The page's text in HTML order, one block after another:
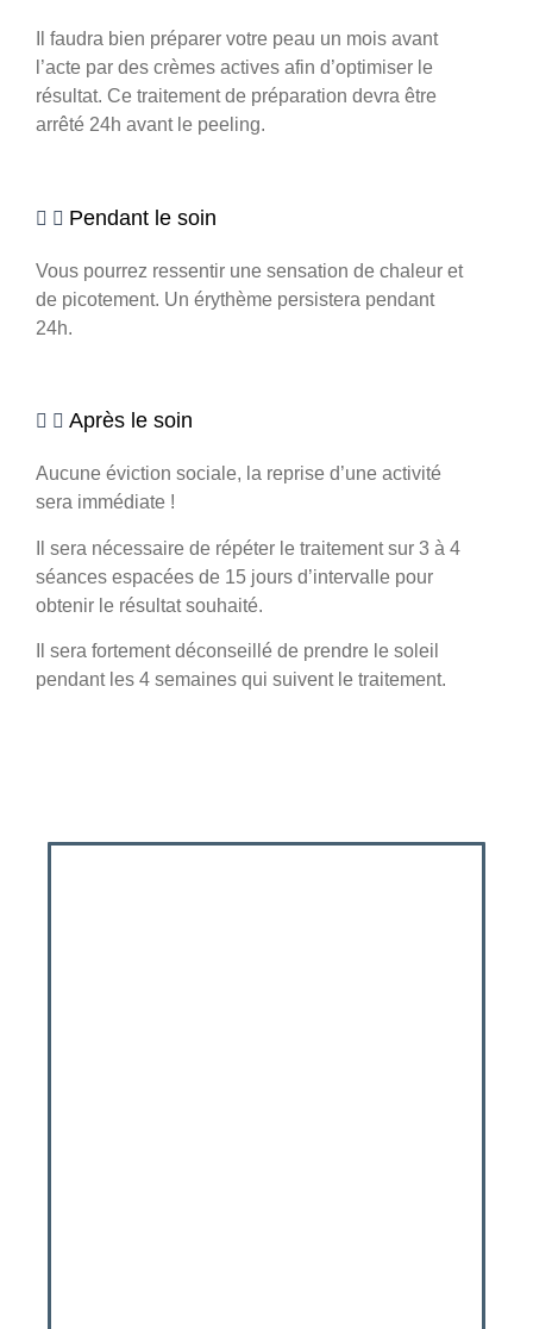
Il faudra bien préparer votre peau un mois avant
l’acte par des crèmes actives afin d’optimiser le
résultat. Ce traitement de préparation devra être
arrêté 24h avant le peeling.
Pendant le soin
Vous pourrez ressentir une sensation de chaleur et
de picotement. Un érythème persistera pendant
24h.
Après le soin
Aucune éviction sociale, la reprise d’une activité
sera immédiate !
Il sera nécessaire de répéter le traitement sur 3 à 4
séances espacées de 15 jours d’intervalle pour
obtenir le résultat souhaité.
Il sera fortement déconseillé de prendre le soleil
pendant les 4 semaines qui suivent le traitement.